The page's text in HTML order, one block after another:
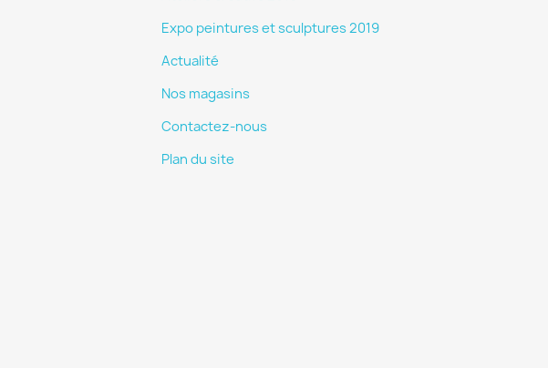
Expo peintures et sculptures 2019
Actualité
Nos magasins
Contactez-nous
Plan du site